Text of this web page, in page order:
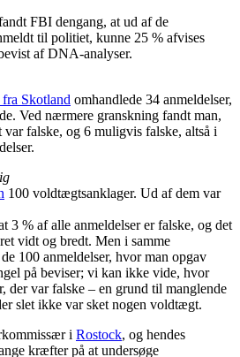
FBI dengang, at ud af de
til politiet, kunne 25 % afvises
af DNA-analyser.
fra Skotland omhandlede 34 anmeldelser,
Ved nærmere granskning fandt man,
falske, og 6 muligvis falske, altså i
100 voldtægtsanklager. Ud af dem var
3 % af alle anmeldelser er falske, og det
vidt og bredt. Men i samme
100 anmeldelser, hvor man opgav
på beviser; vi kan ikke vide, hvor
der var falske – en grund til manglende
slet ikke var sket nogen voldtægt.
i Rostock, og hendes
kræfter på at undersøge